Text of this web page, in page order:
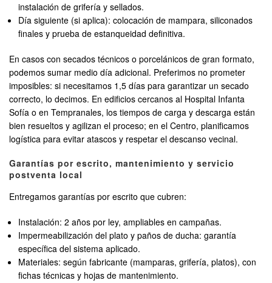
instalación de grifería y sellados.
Día siguiente (si aplica): colocación de mampara, siliconados
finales y prueba de estanqueidad definitiva.
En casos con secados técnicos o porcelánicos de gran formato,
podemos sumar medio día adicional. Preferimos no prometer
imposibles: si necesitamos 1,5 días para garantizar un secado
correcto, lo decimos. En edificios cercanos al Hospital Infanta
Sofía o en Tempranales, los tiempos de carga y descarga están
bien resueltos y agilizan el proceso; en el Centro, planificamos
logística para evitar atascos y respetar el descanso vecinal.
Garantías por escrito, mantenimiento y servicio
postventa local
Entregamos garantías por escrito que cubren:
Instalación: 2 años por ley, ampliables en campañas.
Impermeabilización del plato y paños de ducha: garantía
específica del sistema aplicado.
Materiales: según fabricante (mamparas, grifería, platos), con
fichas técnicas y hojas de mantenimiento.